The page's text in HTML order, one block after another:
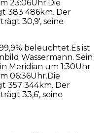
23:06Uhr.Die
383 486km. Der
30,9′, seine
beleuchtet.Es ist
Wassermann. Sein
Meridian um 1:30Uhr
06:36Uhr.Die
357 344km. Der
33,6′, seine